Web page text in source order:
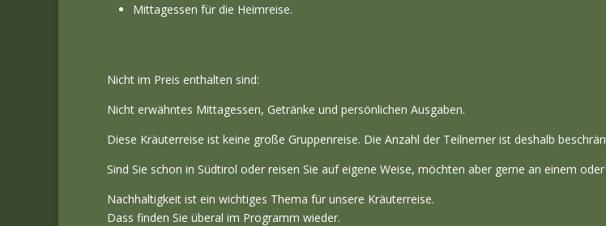
Mittagessen für die Heimreise.
Nicht im Preis enthalten sind:
Nicht erwähntes Mittagessen, Getränke und persönlichen Ausgaben.
Diese Kräuterreise ist keine große Gruppenreise. Die Anzahl der Teilnemer ist deshalb
Sind Sie schon in Südtirol oder reisen Sie auf eigene Weise, möchten aber gerne an einem
Nachhaltigkeit ist ein wichtiges Thema für unsere Kräuterreise.
Dass finden Sie überal im Programm wieder.